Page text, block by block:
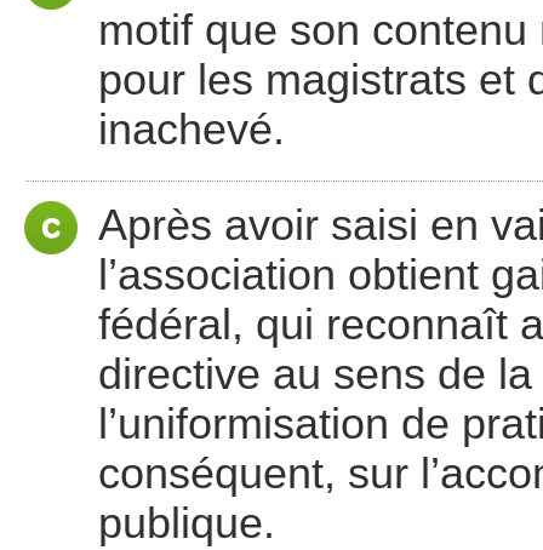
motif que son contenu
pour les magistrats et
inachevé.
Après avoir saisi en
l’association obtient
fédéral, qui reconnaît
directive au sens de
l’uniformisation de
conséquent, sur
publique.